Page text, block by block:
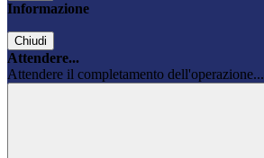
Informazione
Chiudi
Attendere...
Attendere il completamento dell'operazione...